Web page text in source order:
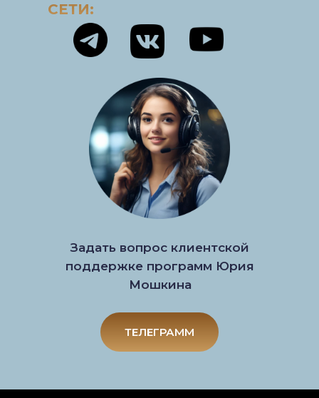
СЕТИ:
Задать вопрос клиентской
поддержке программ Юрия
Мошкина
ТЕЛЕГРАММ